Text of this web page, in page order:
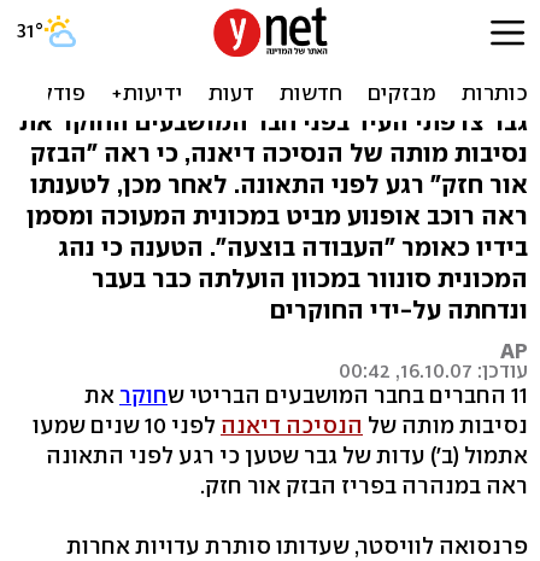
האם הנהג של הנסיכה דיאנה
בכל זאת סונוור?
גבר צרפתי העיד בפני חבר המושבעים החוקר את
נסיבות מותה של הנסיכה דיאנה, כי ראה "הבזק
אור חזק" רגע לפני התאונה. לאחר מכן, לטענתו
ראה רוכב אופנוע מביט במכונית המעוכה ומסמן
בידיו כאומר "העבודה בוצעה". הטענה כי נהג
המכונית סונוור במכוון הועלתה כבר בעבר
ונדחתה על-ידי החוקרים
AP
עודכן: 16.10.07, 00:42
11 החברים בחבר המושבעים הבריטי ש חוקר את
נסיבות מותה של הנסיכה דיאנה
לפני 10 שנים שמעו
אתמול (ב') עדות של גבר שטען כי רגע לפני התאונה
ראה במנהרה בפריז הבזק אור חזק.
פרנסואה לוויסטר, שעדותו סותרת עדויות אחרות